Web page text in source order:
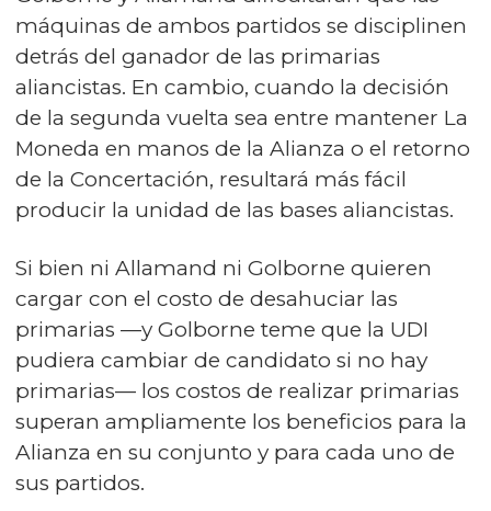
máquinas de ambos partidos se disciplinen
detrás del ganador de las primarias
aliancistas. En cambio, cuando la decisión
de la segunda vuelta sea entre mantener La
Moneda en manos de la Alianza o el retorno
de la Concertación, resultará más fácil
producir la unidad de las bases aliancistas.
Si bien ni Allamand ni Golborne quieren
cargar con el costo de desahuciar las
primarias —y Golborne teme que la UDI
pudiera cambiar de candidato si no hay
primarias— los costos de realizar primarias
superan ampliamente los beneficios para la
Alianza en su conjunto y para cada uno de
sus partidos.